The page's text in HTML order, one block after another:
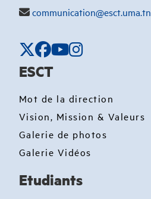
communication@esct.uma.tn
ESCT
Mot de la direction
Vision, Mission & Valeurs
Galerie de photos
Galerie Vidéos
Etudiants